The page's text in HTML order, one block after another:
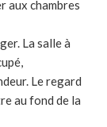
aux chambres
La salle à
Le regard
au fond de la